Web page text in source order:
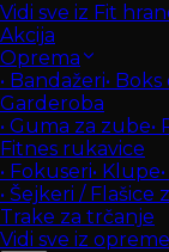
Vidi sve iz Fit
Akcija
Oprema
• Bandažeri• Boks
Garderoba
• Guma za zube•
Fitnes rukavice
• Fokuseri• Klupe•
• Šejkeri / Flašice
Trake za trčanje
Vidi sve iz opreme